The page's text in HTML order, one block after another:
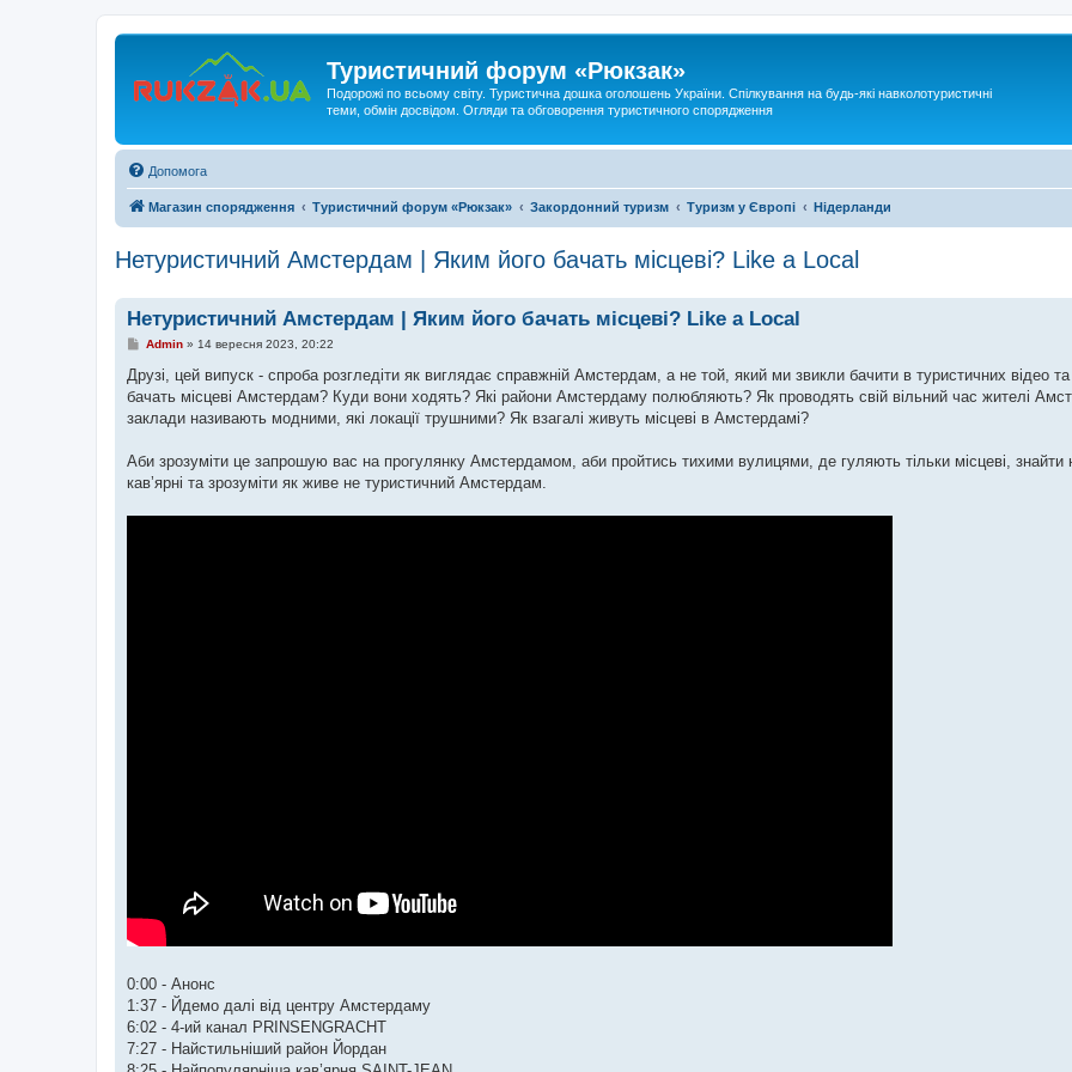
Туристичний форум «Рюкзак»
Подорожі по всьому світу. Туристична дошка оголошень України. Спілкування на будь-які навколотуристичні
теми, обмін досвідом. Огляди та обговорення туристичного спорядження
Допомога
Магазин спорядження Туристичний форум «Рюкзак» Закордонний туризм Туризм у Європі Нідерланди
Нетуристичний Амстердам | Яким його бачать місцеві? Like a Local
Нетуристичний Амстердам | Яким його бачать місцеві? Like a Local
П
в
д
о
е
н
Admin» 14 вересня 2023, 20:22
Друзі, цей випуск - спроба розгледіти як виглядає справжній Амстердам, а не той, який ми звикли бачити в туристичних відео
бачать місцеві Амстердам? Куди вони ходять? Які райони Амстердаму полюбляють? Як проводять свій вільний час жителі
заклади називають модними, які локації трушними? Як взагалі живуть місцеві в Амстердамі?
Аби зрозуміти це запрошую вас на прогулянку Амстердамом, аби пройтись тихими вулицями, де гуляють тільки місцеві, знайти
кавʼярні та зрозуміти як живе не туристичний Амстердам.
0:00 - Анонс
1:37 - Йдемо далі від центру Амстердаму
6:02 - 4-ий канал PRINSENGRACHT
7:27 - Найстильніший район Йордан